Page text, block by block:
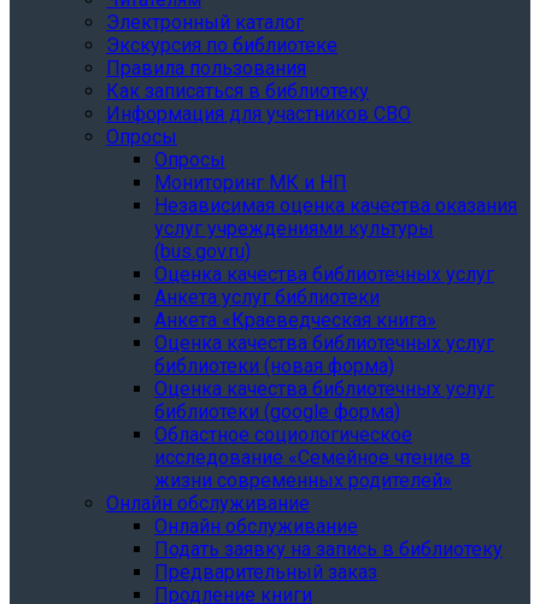
Электронный каталог
Экскурсия по библиотеке
Правила пользования
Как записаться в библиотеку
Информация для участников СВО
Опросы
Опросы
Мониторинг МК и НП
Независимая оценка качества оказания
услуг учреждениями культуры
(bus.gov.ru)
Оценка качества библиотечных услуг
Анкета услуг библиотеки
Анкета «Краеведческая книга»
Oценка качества библиотечных услуг
библиотеки (новая форма)
Oценка качества библиотечных услуг
библиотеки (google форма)
Областное социологическое
исследование «Семейное чтение в
жизни современных родителей»
Онлайн обслуживание
Онлайн обслуживание
Подать заявку на запись в библиотеку
Предварительный заказ
Продление книги